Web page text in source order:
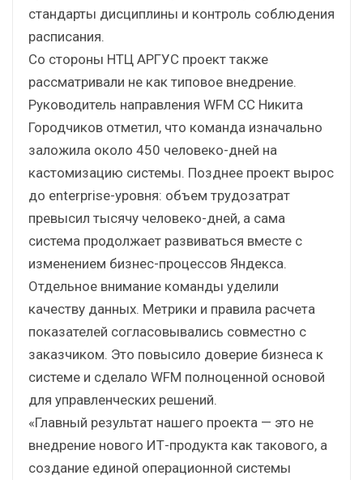
стандарты дисциплины и контроль соблюдения
расписания.
Со стороны НТЦ АРГУС проект также
рассматривали не как типовое внедрение.
Руководитель направления WFM CC Никита
Городчиков отметил, что команда изначально
заложила около 450 человеко-дней на
кастомизацию системы. Позднее проект вырос
до enterprise-уровня: объем трудозатрат
превысил тысячу человеко-дней, а сама
система продолжает развиваться вместе с
изменением бизнес-процессов Яндекса.
Отдельное внимание команды уделили
качеству данных. Метрики и правила расчета
показателей согласовывались совместно с
заказчиком. Это повысило доверие бизнеса к
системе и сделало WFM полноценной основой
для управленческих решений.
«Главный результат нашего проекта — это не
внедрение нового ИТ-продукта как такового, а
создание единой операционной системы